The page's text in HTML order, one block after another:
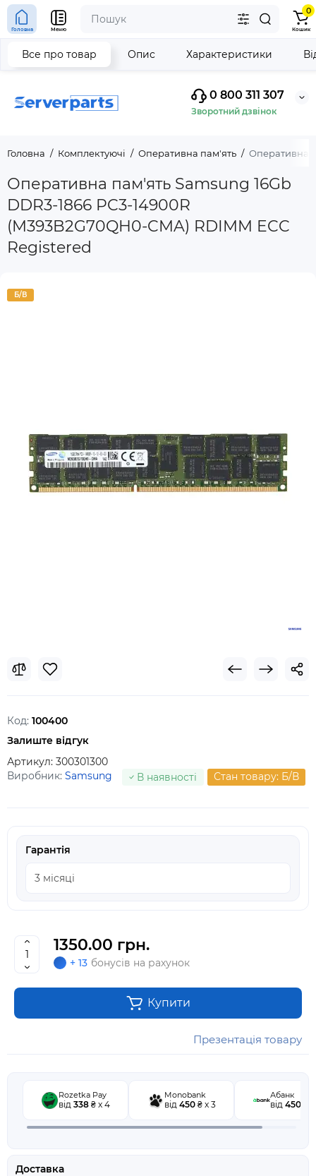
0 800 311 307
Зворотний дзвінок
Головна Меню
0
Кошик
Головна Комплектуючі Оперативна пам'ять Оперативна
Оперативна пам'ять Samsung 16Gb
DDR3-1866 PC3-14900R
(M393B2G70QH0-CMA) RDIMM ECC
Registered
Все про товар Опис Характеристики
Б/В
Код: 100400
Залиште відгук
Артикул: 300301300
Виробник: Samsung В наявності Стан товару: Б/В
Гарантія
1350.00 грн.
+ 13 бонусів на рахунок
Купити
Презентація товару
Rozetka Pay
від 338₴ x 4
Monobank
від 450₴ x 3
Абанк
від 450
Доставка